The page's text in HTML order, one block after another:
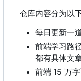
仓库内容分为以
每日更新一
前端学习路
都有具体文
前端 15 万